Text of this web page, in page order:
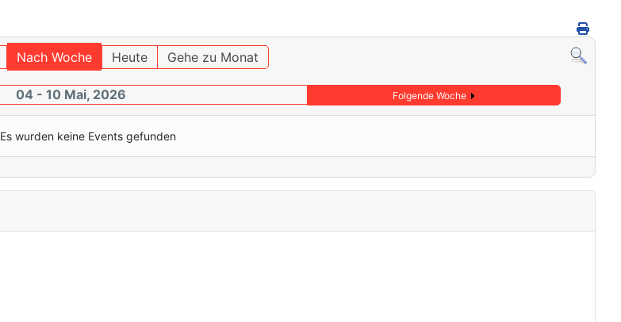
Nach Woche Heute Gehe zu Monat
04 - 10 Mai, 2026 Folgende Woche
Es wurden keine Events gefunden